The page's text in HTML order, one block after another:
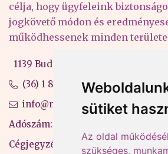
sütiket
Az oldal
szükséges,
célja, hogy ügyfeleink
jogkövető módon és
működhessenek minden
1139 Budapest, Váci út 99-105. 4.
(36) 1 880 76 00
info@mprx.hu
Adószám: 13598145-2-41
Cégjegyzékszám: 01-09-883770